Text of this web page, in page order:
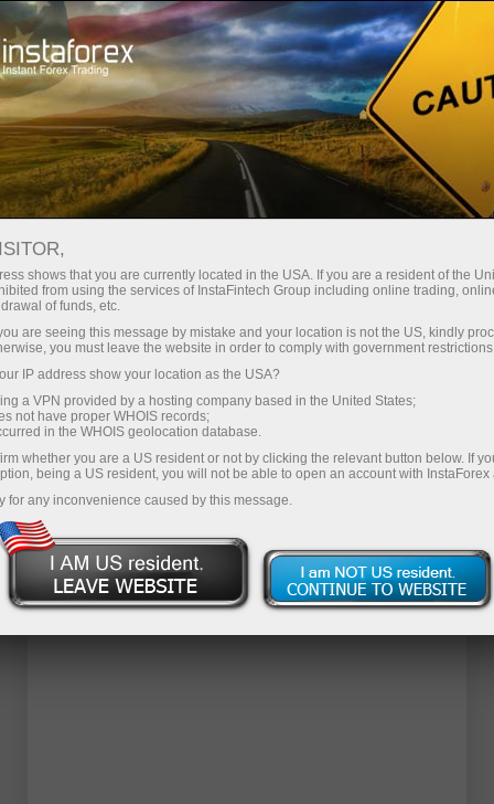
For Traders Analytical Reviews Technical analysis
17.06.2025: Forex Analysis &
Reviews: Forex forecast 17/06/2025:
EUR/USD, USD/JPY, NZD/USD, SP500
and Bitcoin
เปิดบัญชีซื้อขาย
เปิดบัญชีเดโม่
shows that you are currently located in the USA. If you are a resident of the
from using the services of InstaFintech Group including online trading,
of funds, etc.
are seeing this message by mistake and your location is not the US, kindly
you must leave the website in order to comply with government
IP address show your location as the USA?
a VPN provided by a hosting company based in the United States;
not have proper WHOIS records;
in the WHOIS geolocation database.
whether you are a US resident or not by clicking the relevant button below. If
being a US resident, you will not be able to open an account with InstaForex
for any inconvenience caused by this message.